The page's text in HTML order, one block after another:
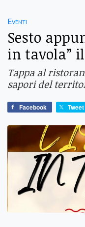
Eventi
Sesto
in tavola”
Tappa al
sapori del
Facebook Tweet